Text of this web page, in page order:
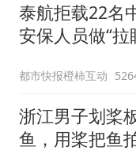
泰航拒载22名
安保人员做“拉
拒绝登机决定
出；亲历者：
改签但没兑现
都市快报橙柿互动
浙江男子划桨
鱼，用桨把鱼